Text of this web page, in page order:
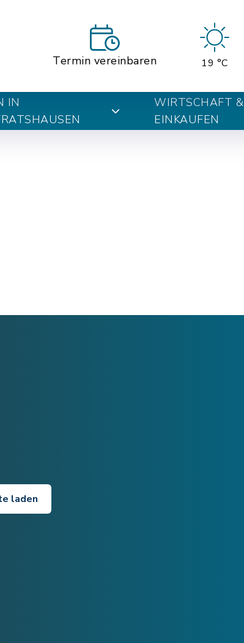
Termin vereinbaren 19 °C
IN
WIRTSCHAFT &
EINKAUFEN
laden